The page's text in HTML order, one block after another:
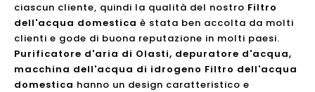
ciascun cliente, quindi la qualità del nostro Filtro
dell'acqua domestica è stata ben accolta da molti
clienti e gode di buona reputazione in molti paesi.
Purificatore d'aria di Olasti, depuratore d'acqua,
macchina dell'acqua di idrogeno Filtro dell'acqua
domestica hanno un design caratteristico e